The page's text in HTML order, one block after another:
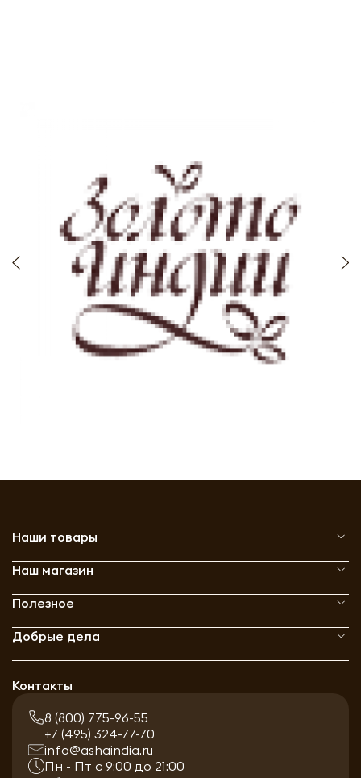
Наши товары
Наш магазин
Полезное
Добрые дела
Контакты
8 (800) 775-96-55
+7 (495) 324-77-70
info@ashaindia.ru
Пн - Пт с 9:00 до 21:00